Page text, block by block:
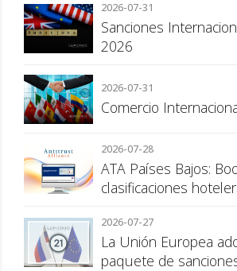
2026-07-31
Sanciones
2026
2026-07-31
Comercio
2026-07-28
ATA Países Bajos:
clasificaciones
consumidor
2026-07-27
La Unión Europea
paquete de